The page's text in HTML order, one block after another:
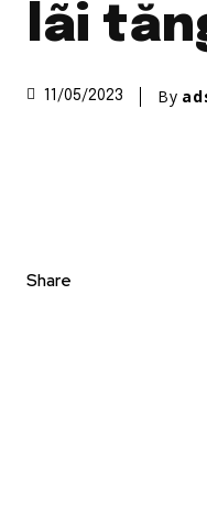
lãi
11/05/2023 By
Share